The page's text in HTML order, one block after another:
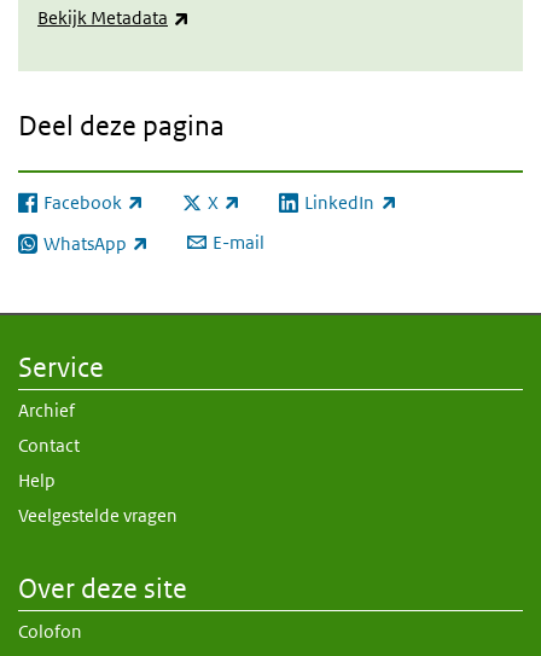
Bekijk Metadata
Deel deze pagina
Facebook
(externe link) X
(externe link) LinkedIn
(externe link)
WhatsApp
(externe link) E-mail
Service
Archief
Contact
Help
Veelgestelde vragen
Over deze site
Colofon